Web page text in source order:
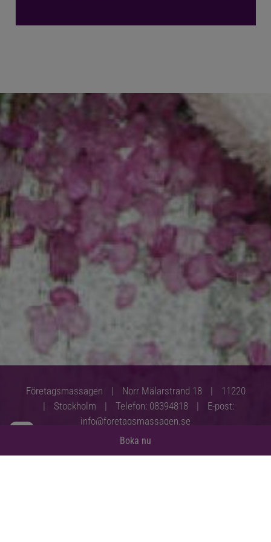
Boka nu
Företagsmassagen | Norr Mälarstrand 18 |
11220
|
Stockholm | Telefon: 08394818 |
E-post:
info@foretagsmassagen.se